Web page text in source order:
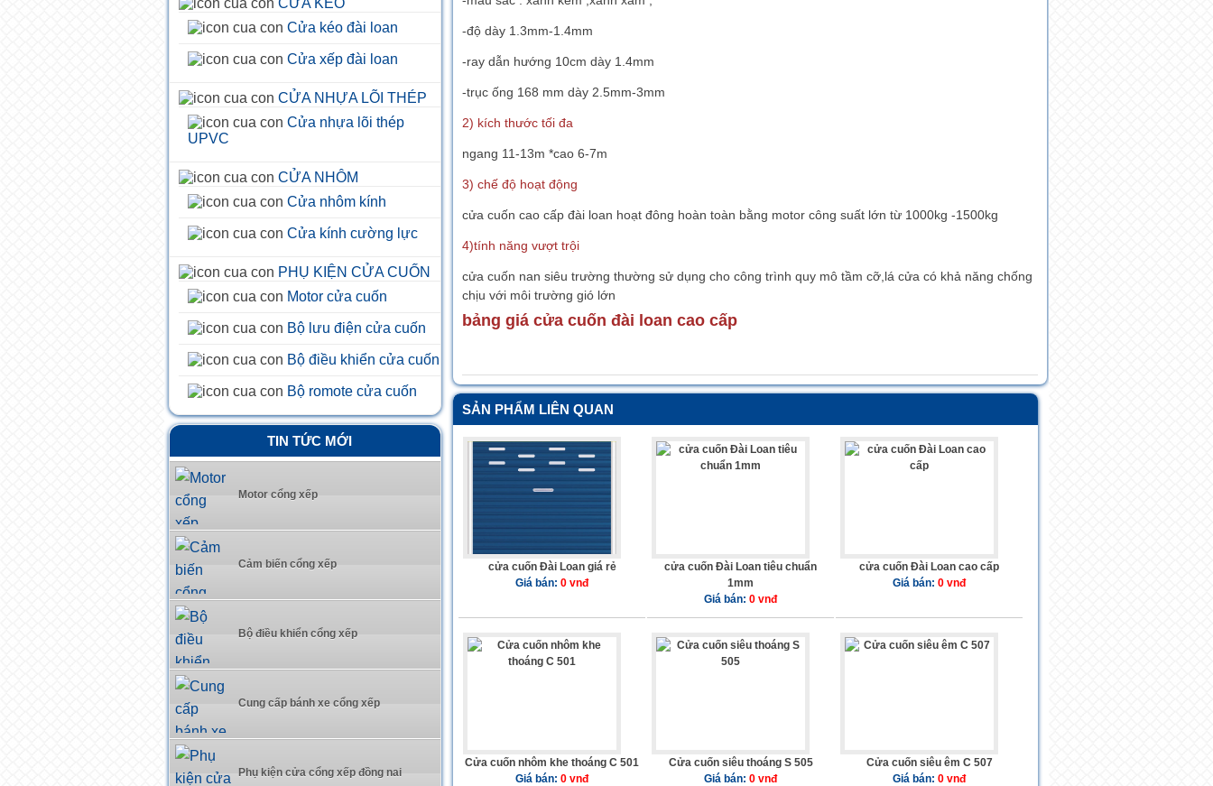
-độ dày 1.3mm-1.4mm
-ray dẫn hướng 10cm dày 1.4mm
-trục ống 168 mm dày 2.5mm-3mm
2) kích thước tối đa
ngang 11-13m *cao 6-7m
3) chế độ hoạt động
cửa cuốn cao cấp đài loan hoạt đông hoàn toàn bằng motor công suất lớn từ 1000kg -1500kg
4)tính năng vượt trội
cửa cuốn nan siêu trường thường sử dụng cho công trình quy mô tầm cỡ,lá cửa có khả năng chống
chịu với môi trường gió lớn
bảng giá cửa cuốn đài loan cao cấp
SẢN PHẨM LIÊN QUAN
cửa cuốn Đài Loan giá rẻ
Giá bán: 0 vnđ
cửa cuốn Đài Loan tiêu chuẩn
1mm
Giá bán: 0 vnđ
cửa cuốn Đài Loan cao cấp
Giá bán: 0 vnđ
Cửa cuốn nhôm khe thoáng C 501
Giá bán: 0 vnđ
Cửa cuốn siêu thoáng S 505
Giá bán: 0 vnđ
Cửa cuốn siêu êm C 507
Giá bán: 0 vnđ
CỬA KÉO
Cửa kéo đài loan
Cửa xếp đài loan
CỬA NHỰA LÕI THÉP
Cửa nhựa lõi thép
UPVC
CỬA NHÔM
Cửa nhôm kính
Cửa kính cường lực
PHỤ KIỆN CỬA CUỐN
Motor cửa cuốn
Bộ lưu điện cửa cuốn
Bộ điều khiển cửa cuốn
Bộ romote cửa cuốn
TIN TỨC MỚI
Motor cổng xếp
Cảm biến cổng xếp
Bộ điều khiển cổng xếp
Cung cấp bánh xe cổng xếp
Phụ kiện cửa cổng xếp đồng nai